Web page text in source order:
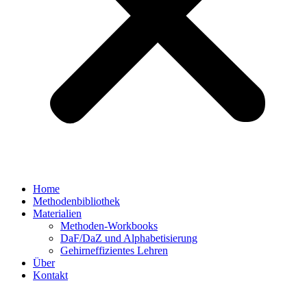
Home
Methodenbibliothek
Materialien
Methoden-Workbooks
DaF/DaZ und Alphabetisierung
Gehirneffizientes Lehren
Über
Kontakt